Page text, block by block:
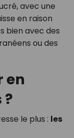
avec une
en raison
bien avec des
ou des
en
le plus : les